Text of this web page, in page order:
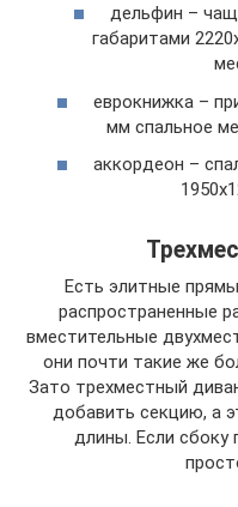
дельфин –
габаритами
еврокнижка –
мм спальное
аккордеон –
Есть элитные
распространенные
вместительные
они почти такие же
Зато трехместный
добавить секцию, а
длины. Если сбоку